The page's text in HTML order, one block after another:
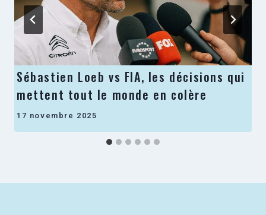
Sébastien Loeb vs FIA, les décisions qui
mettent tout le monde en colère
17 novembre 2025